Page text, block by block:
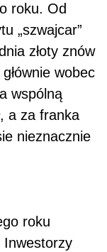
roku. Od
„szwajcar”
złoty znów
wobec
wspólną
a za franka
nieznacznie
roku
Inwestorzy